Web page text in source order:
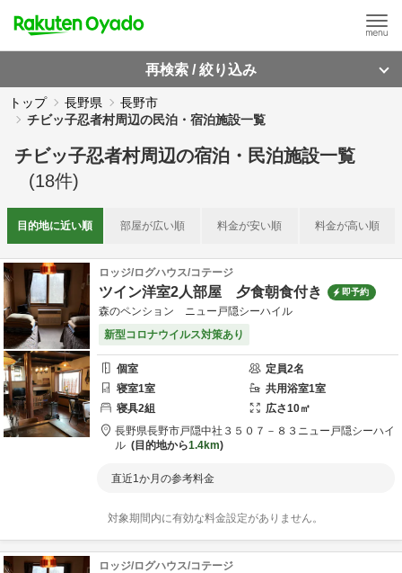
再検索 / 絞り込み
トップ 長野県
長野市
チビッ子忍者村周辺の民泊・宿泊施設一覧
チビッ子忍者村周辺の宿泊・民泊施設一覧
(18件)
目的地に近い順 部屋が広い順 料金が安い順 料金が高い順
ロッジ/ログハウス/コテージ
ツイン洋室2人部屋 夕食朝食付き 即予約
森のペンション ニュー戸隠シーハイル
新型コロナウイルス対策あり
個室 定員2名
寝室1室 共用浴室1室
寝具2組 広さ10㎡
長野県長野市戸隠中社３５０７－８３ ニュー戸隠シーハイ
ル
目的地から1.4km
直近1か月の参考料金
対象期間内に有効な料金設定がありません。
ロッジ/ログハウス/コテージ